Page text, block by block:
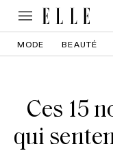
MODE BEAUTÉ
Ces 15
qui